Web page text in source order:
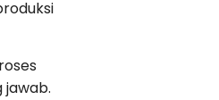
jawab.